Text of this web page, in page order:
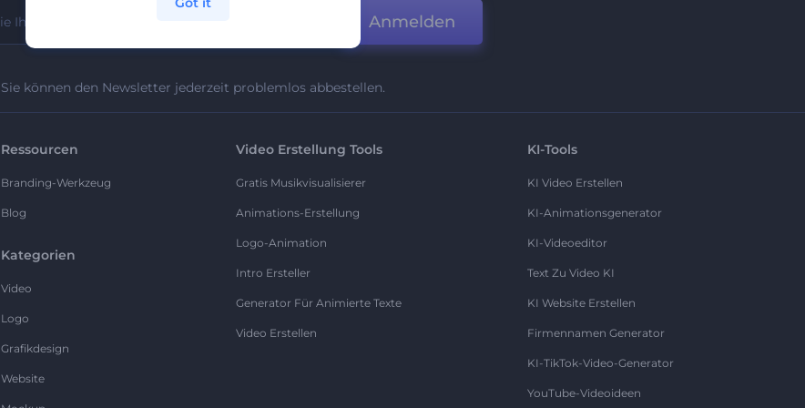
Anmelden
Sie können den Newsletter jederzeit problemlos abbestellen.
Ressourcen
Branding-Werkzeug
Blog
Kategorien
Video
Logo
Grafikdesign
Website
Video Erstellung Tools
Gratis Musikvisualisierer
Animations-Erstellung
Logo-Animation
Intro Ersteller
Generator Für Animierte Texte
Video Erstellen
KI-Tools
KI Video Erstellen
KI-Animationsgenerator
KI-Videoeditor
Text Zu Video KI
KI Website Erstellen
Firmennamen Generator
KI-TikTok-Video-Generator
YouTube-Videoideen